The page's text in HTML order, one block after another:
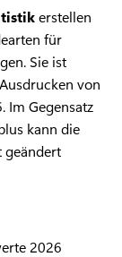
erstellen
für
Sie ist
von
Im Gegensatz
kann die
geändert
2026